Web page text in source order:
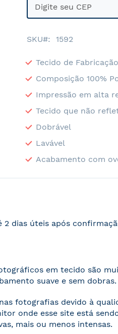
SKU 1592
Tecido de
Composição 100%
Impressão em alta
Tecido que não
Dobrável
Lavável
Acabamento com
dias úteis após
em tecido são
suave e sem dobras.
fotografias devido à
onde esse site está
mais ou menos intensas.